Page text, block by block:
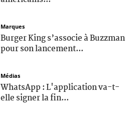
Marques
Burger King s’associe à Buzzman
pour son lancement...
Médias
WhatsApp : L'application va-t-
elle signer la fin...